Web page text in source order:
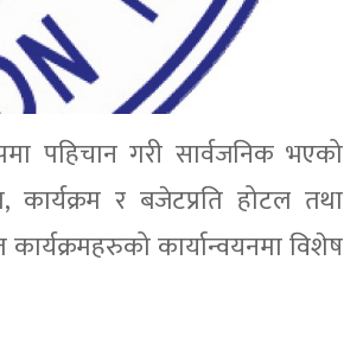
पहिचान गरी सार्वजनिक भएको
कार्यक्रम र बजेटप्रति होटल तथा
कार्यान्वयनमा विशेष